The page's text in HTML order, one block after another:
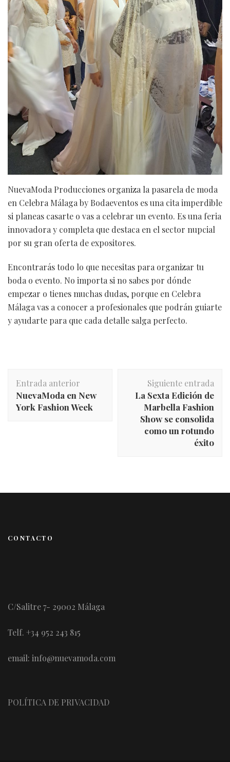
NuevaModa Producciones organiza la pasarela de moda
en Celebra Málaga by Bodaeventos es una cita imperdible
si planeas casarte o vas a celebrar un evento. Es una feria
innovadora y completa que destaca en el sector nupcial
por su gran oferta de expositores.
Encontrarás todo lo que necesitas para organizar tu
boda o evento. No importa si no sabes por dónde
empezar o tienes muchas dudas, porque en Celebra
Málaga vas a conocer a profesionales que podrán guiarte
y ayudarte para que cada detalle salga perfecto.
de
entradas
Entrada anterior
NuevaModa en New
York Fashion Week
Siguiente entrada
La Sexta Edición de
Marbella Fashion
Show se consolida
como un rotundo
éxito
CONTACTO
C/Salitre 7- 29002 Málaga
Telf. +34 952 243 815
email: info@nuevamoda.com
POLÍTICA DE PRIVACIDAD